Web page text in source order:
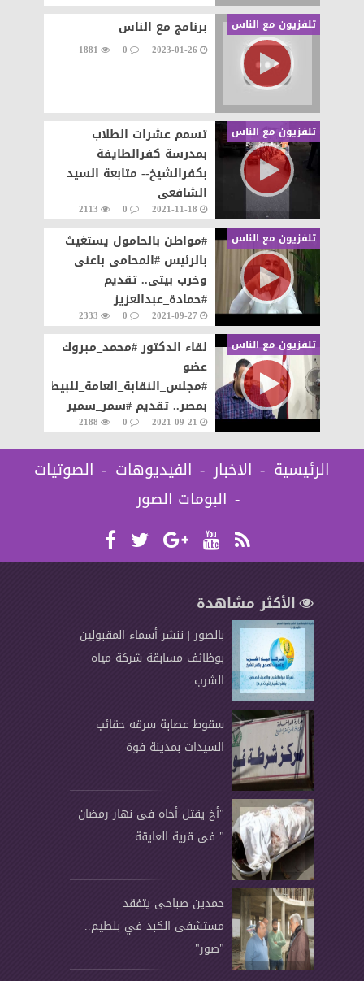
تلفزيون مع الناس برنامج مع الناس
2023-01-26
0
1881
تلفزيون مع الناس
تسمم عشرات الطلاب
بمدرسة كفرالطايفة
بكفرالشيخ-- متابعة السيد
الشافعى
2021-11-18
0
2113
تلفزيون مع الناس
#مواطن بالحامول يستغيث
بالرئيس #المحامى باعنى
وخرب بيتى.. تقديم
#حمادة_عبدالعزيز
2021-09-27
0
2333
تلفزيون مع الناس
لقاء الدكتور #محمد_مبروك
عضو
#مجلس_النقابة_العامة_للبيطريين
بمصر.. تقديم #سمر_سمير
2021-09-21
0
2188
الرئيسية الاخبار الفيديوهات
الصوتيات
البومات الصور
الأكثر مشاهدة
بالصور | ننشر أسماء المقبولين
بوظائف مسابقة شركة مياه
الشرب
سقوط عصابة سرقه حقائب
السيدات بمدينة فوة
"أخ يقتل أخاه فى نهار رمضان
" فى قرية العايقة
حمدين صباحى يتفقد
مستشفى الكبد في بلطيم..
"صور"